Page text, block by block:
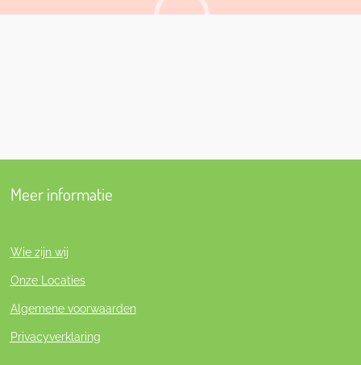
Meer informatie
Wie zijn wij
Onze Locaties
Algemene voorwaarden
Privacyverklaring